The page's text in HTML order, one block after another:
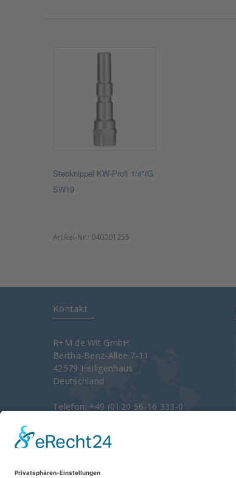
Stecknippel KW-Profi 1/4"IG
SW19
Artikel-Nr.: 040001255
Kontakt
R+M de Wit GmbH
Bertha-Benz-Allee 7-11
42579 Heiligenhaus
Deutschland
Telefon: +49 (0) 20 56-16 333-0
e-Mail:
info@rm-suttner.com
Homepage:www.rm-suttner.com